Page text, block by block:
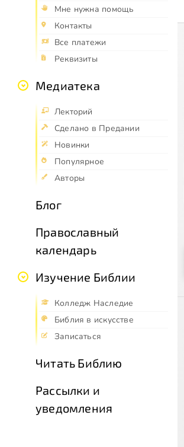
Мне нужна помощь
Контакты
Все платежи
Реквизиты
Медиатека
Лекторий
Сделано в Предании
Новинки
Популярное
Авторы
Блог
Православный
календарь
Изучение Библии
Колледж Наследие
Библия в искусстве
Записаться
Читать Библию
Рассылки и
уведомления